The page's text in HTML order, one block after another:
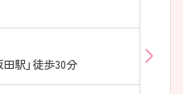
駅」徒歩30分